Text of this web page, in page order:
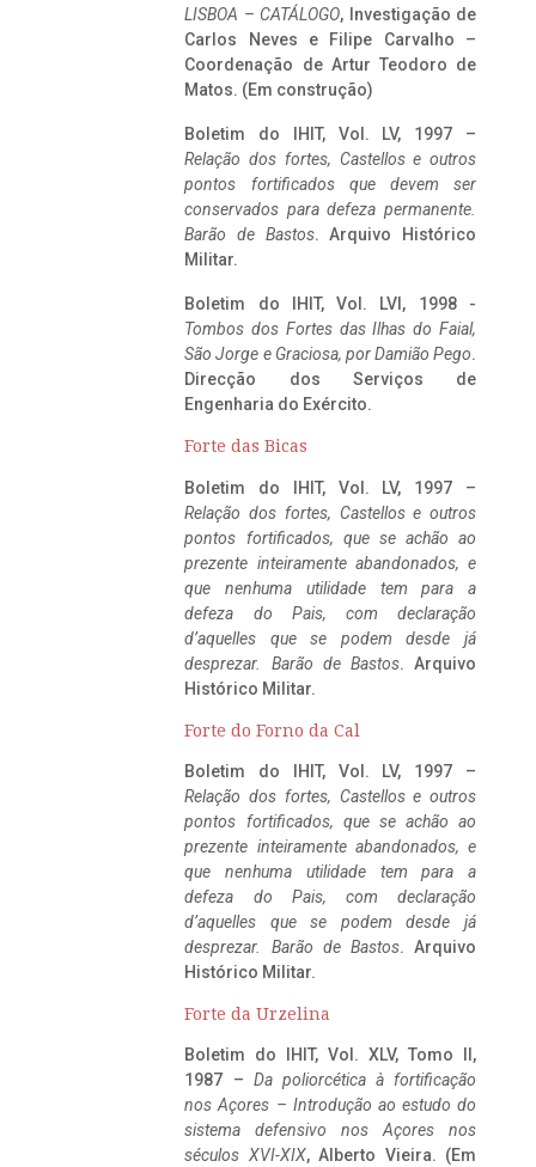
LISBOA – CATÁLOGO, Investigação de
Carlos Neves e Filipe Carvalho –
Coordenação de Artur Teodoro de
Matos. (Em construção)
Boletim do IHIT, Vol. LV, 1997 –
Relação dos fortes, Castellos e outros
pontos fortificados que devem ser
conservados para defeza permanente.
Barão de Bastos. Arquivo Histórico
Militar.
Boletim do IHIT, Vol. LVI, 1998 -
Tombos dos Fortes das Ilhas do Faial,
São Jorge e Graciosa, por Damião Pego.
Direcção dos Serviços de
Engenharia do Exército.
Forte das Bicas
Boletim do IHIT, Vol. LV, 1997 –
Relação dos fortes, Castellos e outros
pontos fortificados, que se achão ao
prezente inteiramente abandonados, e
que nenhuma utilidade tem para a
defeza do Pais, com declaração
d’aquelles que se podem desde já
desprezar. Barão de Bastos. Arquivo
Histórico Militar.
Forte do Forno da Cal
Boletim do IHIT, Vol. LV, 1997 –
Relação dos fortes, Castellos e outros
pontos fortificados, que se achão ao
prezente inteiramente abandonados, e
que nenhuma utilidade tem para a
defeza do Pais, com declaração
d’aquelles que se podem desde já
desprezar. Barão de Bastos. Arquivo
Histórico Militar.
Forte da Urzelina
Boletim do IHIT, Vol. XLV, Tomo II,
1987 – Da poliorcética à fortificação
nos Açores – Introdução ao estudo do
sistema defensivo nos Açores nos
séculos XVI-XIX, Alberto Vieira. (Em